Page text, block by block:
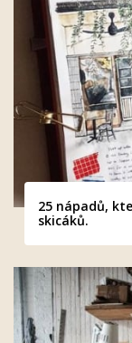
25 nápadů,
skicáků.